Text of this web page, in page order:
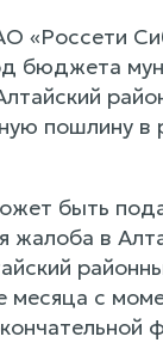
«Россети
бюджета
пошлину в
быть
жалоба в
месяца с